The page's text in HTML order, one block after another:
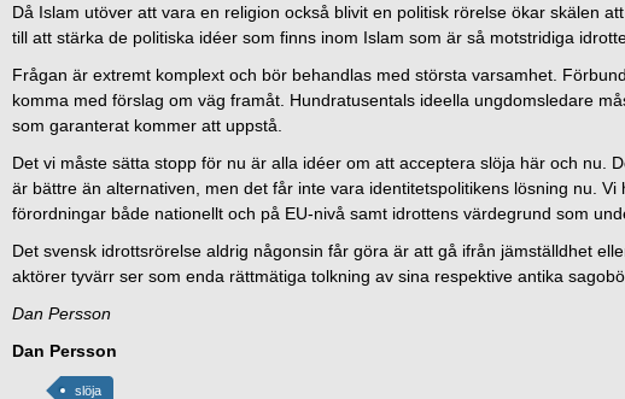
Då Islam utöver att vara en religion också blivit en politisk rörelse ökar skälen
till att stärka de politiska idéer som finns inom Islam som är så motstridiga
Frågan är extremt komplext och bör behandlas med största varsamhet.
komma med förslag om väg framåt. Hundratusentals ideella ungdomsledare
som garanterat kommer att uppstå.
Det vi måste sätta stopp för nu är alla idéer om att acceptera slöja här och nu.
är bättre än alternativen, men det får inte vara identitetspolitikens lösning nu.
förordningar både nationellt och på EU-nivå samt idrottens värdegrund som
Det svensk idrottsrörelse aldrig någonsin får göra är att gå ifrån jämställdhet
aktörer tyvärr ser som enda rättmätiga tolkning av sina respektive antika
Dan Persson
Dan Persson
slöja